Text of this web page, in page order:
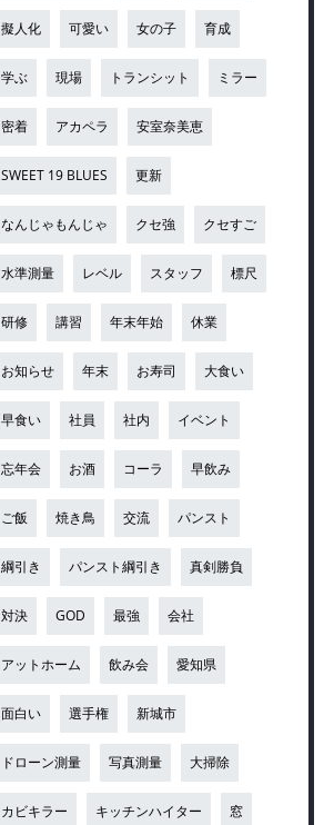
擬人化 可愛い 女の子 育成
学ぶ 現場 トランシット ミラー
密着 アカペラ 安室奈美恵
SWEET 19 BLUES 更新
なんじゃもんじゃ クセ強 クセすご
水準測量 レベル スタッフ 標尺
研修 講習 年末年始 休業
お知らせ 年末 お寿司 大食い
早食い 社員 社内 イベント
忘年会 お酒 コーラ 早飲み
ご飯 焼き鳥 交流 パンスト
綱引き パンスト綱引き 真剣勝負
対決 GOD 最強 会社
アットホーム 飲み会 愛知県
面白い 選手権 新城市
ドローン測量 写真測量 大掃除
カビキラー キッチンハイター 窓